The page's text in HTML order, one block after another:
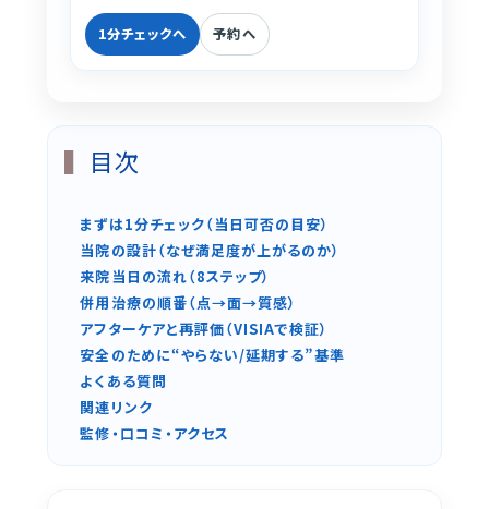
1分チェックへ 予約へ
目次
まずは1分チェック（当日可否の目安）
当院の設計（なぜ満足度が上がるのか）
来院当日の流れ（8ステップ）
併用治療の順番（点→面→質感）
アフターケアと再評価（VISIAで検証）
安全のために“やらない/延期する”基準
よくある質問
関連リンク
監修・口コミ・アクセス